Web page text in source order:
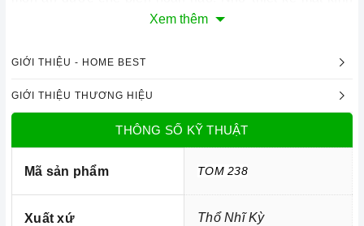
đen inox hiện đại cùng những tính năng vô cùng ưu việt.
phận lò hiện đại, tiên tiến. Nên lò luôn hoạt động tốt và
có tuổi thọ cao.
làm bằng chất liệu thép không gỉ siêu
Mặt kính đen sang trọng.
Hệ thống bản lề mở cửa lò kết hợp với cửa mở ra về
Xem thêm
GIỚI THIỆU - HOME BEST
GIỚI THIỆU THƯƠNG HIỆU
THÔNG SỐ KỸ THUẬT
Mã sản phẩm TOM 238
Xuất xứ Thổ Nhĩ Kỳ